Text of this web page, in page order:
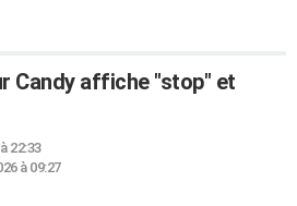
Candy affiche "stop" et
22:33
à 09:27